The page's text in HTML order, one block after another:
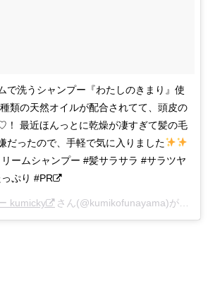
で洗うシャンプー『わたしのきまり』使
類の天然オイルが配合されてて、頭皮の
！ 最近ほんっとに乾燥が凄すぎて髪の毛
だったので、手軽で気に入りました
ームシャンプー #髪サラサラ #サラツヤ
ぷり #PR
kumicky さん(@kumikofunayama)がシェアした投稿 –